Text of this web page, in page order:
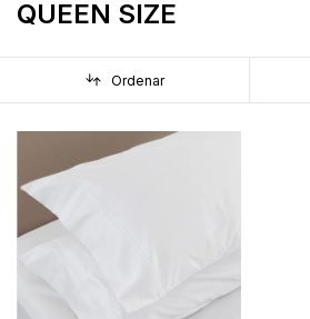
QUEEN SIZE
Ordenar